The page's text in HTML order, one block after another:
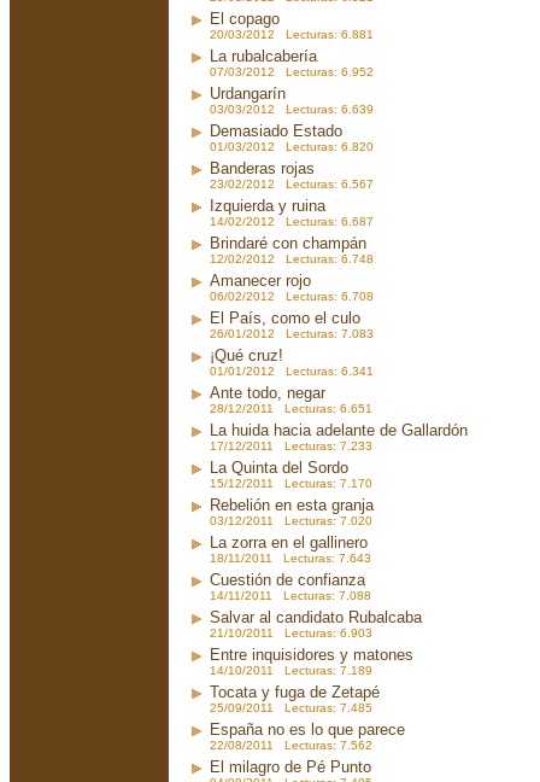
El copago
20/03/2012 Lecturas: 6.881
La rubalcabería
07/03/2012 Lecturas: 6.952
Urdangarín
03/03/2012 Lecturas: 6.639
Demasiado Estado
01/03/2012 Lecturas: 6.820
Banderas rojas
23/02/2012 Lecturas: 6.567
Izquierda y ruina
14/02/2012 Lecturas: 6.687
Brindaré con champán
12/02/2012 Lecturas: 6.748
Amanecer rojo
06/02/2012 Lecturas: 6.708
El País, como el culo
26/01/2012 Lecturas: 7.083
¡Qué cruz!
01/01/2012 Lecturas: 6.341
Ante todo, negar
28/12/2011 Lecturas: 6.651
La huida hacia adelante de Gallardón
17/12/2011 Lecturas: 7.233
La Quinta del Sordo
15/12/2011 Lecturas: 7.170
Rebelión en esta granja
03/12/2011 Lecturas: 7.020
La zorra en el gallinero
18/11/2011 Lecturas: 7.643
Cuestión de confianza
14/11/2011 Lecturas: 7.088
Salvar al candidato Rubalcaba
21/10/2011 Lecturas: 6.903
Entre inquisidores y matones
14/10/2011 Lecturas: 7.189
Tocata y fuga de Zetapé
25/09/2011 Lecturas: 7.485
España no es lo que parece
22/08/2011 Lecturas: 7.562
El milagro de Pé Punto